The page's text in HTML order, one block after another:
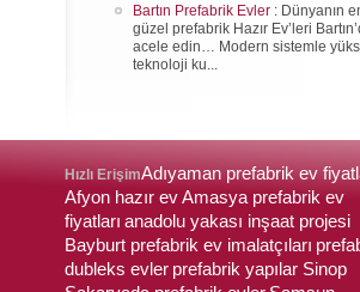
Bartın Prefabrik Evler : Dünyanın
güzel prefabrik Hazır Ev’leri
acele edin… Modern sistemle
teknoloji ku...
Hızlı ErişimAdıyaman prefabrik ev
Afyon hazır evAmasya prefabrik ev
fiyatları anadolu yakası inşaat projesi
Bayburt prefabrik ev imalatçıları
dubleks evler prefabrik yapılar Sinop